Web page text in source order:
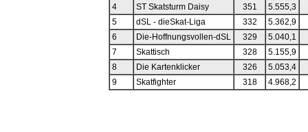
4
ST Skatsturm Daisy 351
5.555,3
5
dSL - dieSkat-Liga 332
5.362,9
6
Die-Hoffnungsvollen-dSL 329
5.040,1
7
Skattisch 328
5.155,9
8
Die Kartenklicker 326
5.053,4
9
Skatfighter 318 4.968,2